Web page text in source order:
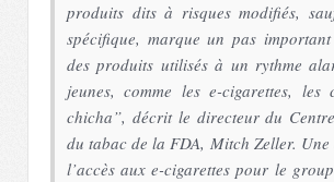
produits dits à risques modifiés,
spécifique, marque un pas
des produits utilisés à un rythme
jeunes, comme les e-cigarettes,
chicha”, décrit le directeur du
du tabac de la FDA, Mitch Zeller.
l’accès aux e-cigarettes pour le